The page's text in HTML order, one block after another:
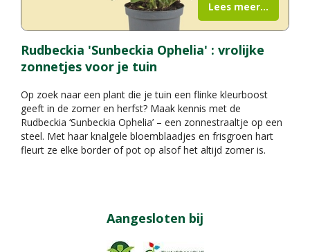
Rudbeckia 'Sunbeckia Ophelia' : vrolijke
zonnetjes voor je tuin
Op zoek naar een plant die je tuin een flinke kleurboost
geeft in de zomer en herfst? Maak kennis met de
Rudbeckia ‘Sunbeckia Ophelia’ – een zonnestraaltje op een
steel. Met haar knalgele bloemblaadjes en frisgroen hart
fleurt ze elke border of pot op alsof het altijd zomer is.
Lees meer...
Aangesloten bij